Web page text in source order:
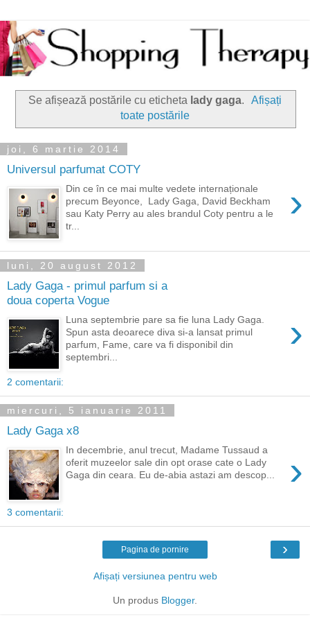
Se afișează postările cu eticheta lady gaga.
Afișați
toate postările
joi, 6 martie 2014
Universul parfumat COTY
›
Din ce în ce mai multe vedete internaționale
precum Beyonce, Lady Gaga, David Beckham
sau Katy Perry au ales brandul Coty pentru a le
tr...
luni, 20 august 2012
Lady Gaga - primul parfum si a
doua coperta Vogue
›
Luna septembrie pare sa fie luna Lady Gaga.
Spun asta deoarece diva si-a lansat primul
parfum, Fame, care va fi disponibil din
septembri...
2 comentarii:
miercuri, 5 ianuarie 2011
Lady Gaga x8
›
In decembrie, anul trecut, Madame Tussaud a
oferit muzeelor sale din opt orase cate o Lady
Gaga din ceara. Eu de-abia astazi am descop...
3 comentarii:
›
Pagina de pornire
Afișați versiunea pentru web
Un produs Blogger.